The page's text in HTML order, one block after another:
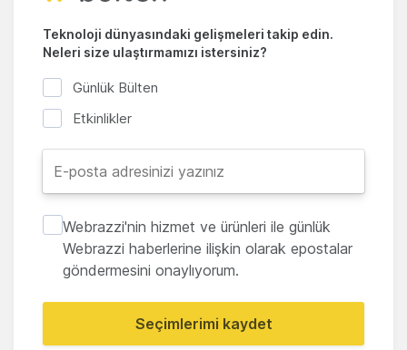
Teknoloji dünyasındaki gelişmeleri takip edin.
Neleri size ulaştırmamızı istersiniz?
Günlük Bülten
Etkinlikler
Webrazzi'nin hizmet ve ürünleri ile günlük
Webrazzi haberlerine ilişkin olarak epostalar
göndermesini onaylıyorum.
Seçimlerimi kaydet